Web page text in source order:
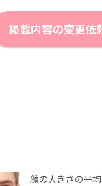
掲載内容の変更依
顔の大きさの平